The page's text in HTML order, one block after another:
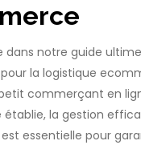
dans notre guide
la logistique
commerçant en
établie, la gestion
essentielle pour